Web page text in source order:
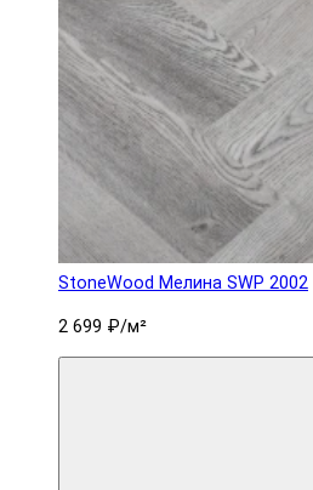
StoneWood Мелина SWP 2002
2 699 ₽/м²